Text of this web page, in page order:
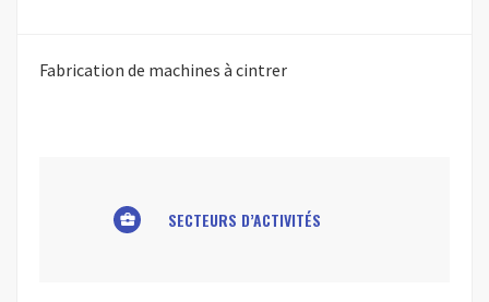
Fabrication de machines à cintrer
business_center SECTEURS D’ACTIVITÉS